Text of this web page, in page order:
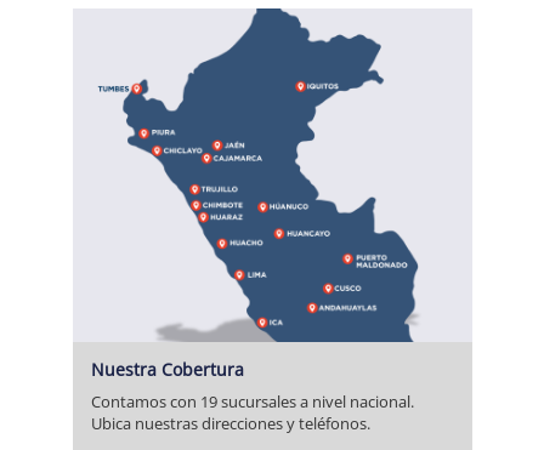
Nuestra Cobertura
Contamos con 19 sucursales a nivel nacional.
Ubica nuestras direcciones y teléfonos.